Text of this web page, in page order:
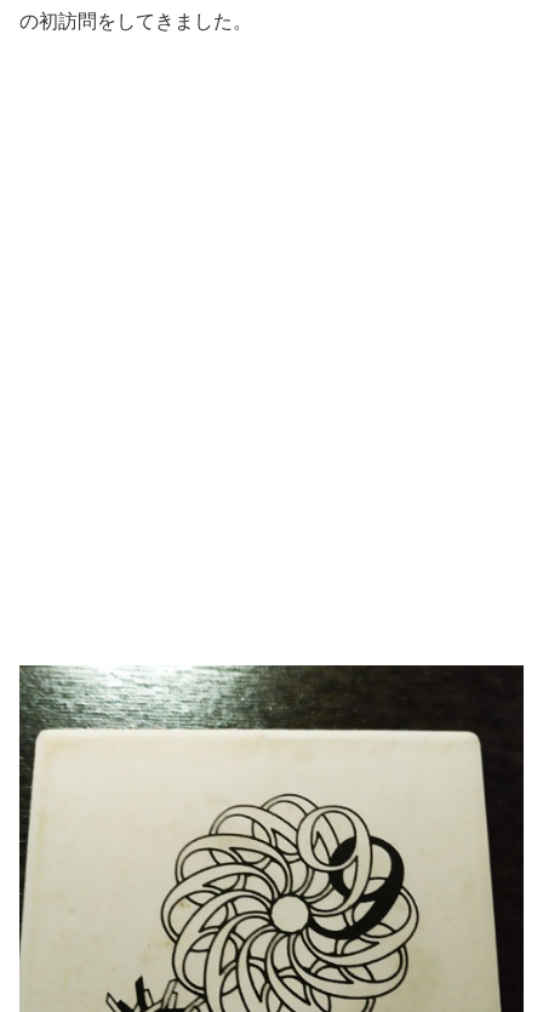
の初訪問をしてきました。